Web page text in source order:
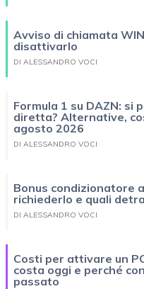
Avviso di chiamata
disattivarlo
DI ALESSANDRO VOCI
Formula 1 su DAZN: si
diretta? Alternative,
agosto 2026
DI ALESSANDRO VOCI
Bonus condizionatore
richiederlo e quali
DI ALESSANDRO VOCI
Costi per attivare un
costa oggi e perché
passato